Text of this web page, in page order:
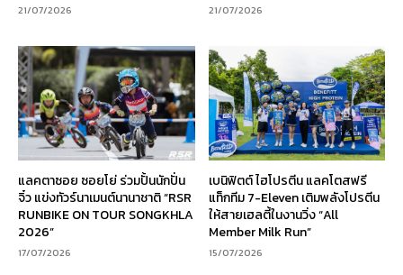
21/07/2026 21/07/2026
แลคตาซอย ซอยโย่ ร่วมปั้นนักปั่น
จิ๋ว แข่งทัวร์นาเมนต์นานาชาติ “RSR
RUNBIKE ON TOUR SONGKHLA
2026”
17/07/2026
เบนิฟิตต์ ไฮโปรตีน แลคโตสฟรี
แท็กทีม 7-Eleven เติมพลังโปรตีน
ให้สายเฮลตี้ในงานวิ่ง “All
Member Milk Run”
15/07/2026